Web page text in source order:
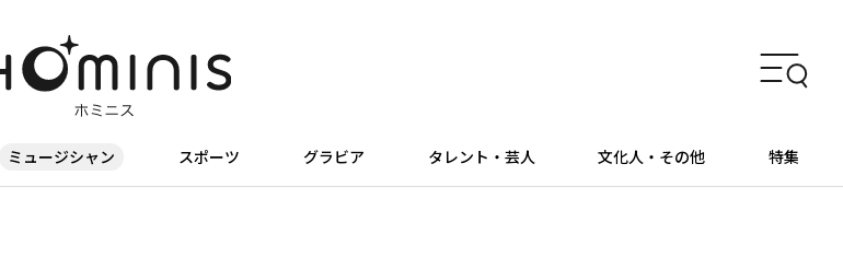
ミュージシャン スポーツ グラビア タレント・芸人 文化人・その他 特集